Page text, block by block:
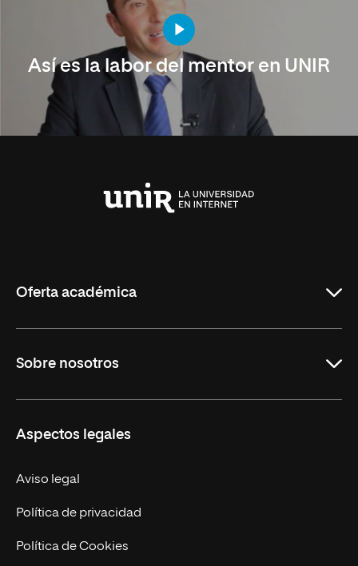
Así es la labor del mentor en UNIR
Oferta académica
Maestrías
Sobre nosotros
Trabaja en UNIR
Actualidad
Contacto
Aspectos legales
Aviso legal
Política de privacidad
Política de Cookies